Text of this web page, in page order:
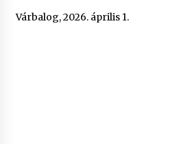
Várbalog, 2026. április 1.